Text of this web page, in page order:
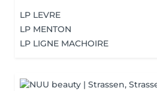
LP LEVRE
LP MENTON
LP LIGNE MACHOIRE